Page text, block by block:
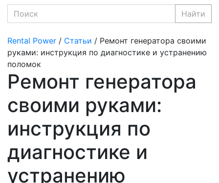
Найти
Rental Power / Статьи / Ремонт генератора своими
руками: инструкция по диагностике и устранению
поломок
Ремонт генератора
своими руками:
инструкция по
диагностике и
устранению